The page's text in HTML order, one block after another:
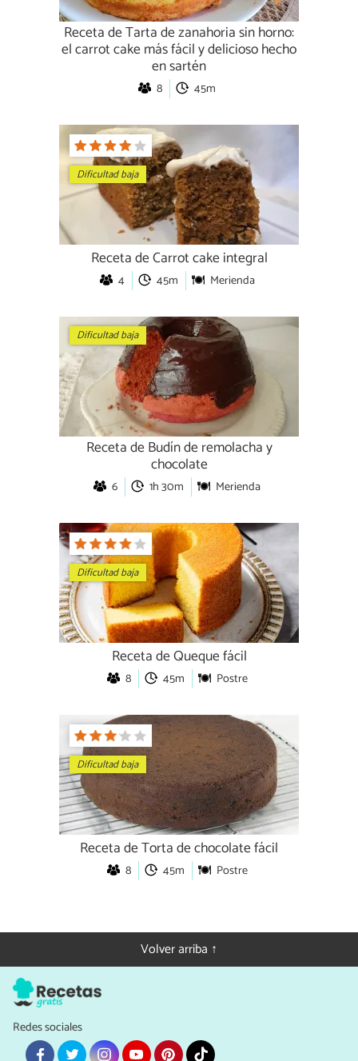
Receta de Tarta de zanahoria sin horno:
el carrot cake más fácil y delicioso hecho
en sartén
8 45m
Dificultad baja
Receta de Carrot cake integral
4 45m Merienda
Dificultad baja
Receta de Budín de remolacha y
chocolate
6 1h 30m Merienda
Dificultad baja
Receta de Queque fácil
8 45m Postre
Dificultad baja
Receta de Torta de chocolate fácil
8 45m Postre
Volver arriba ↑
Redes sociales